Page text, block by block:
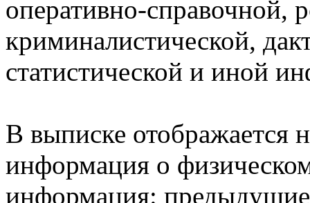
оперативно-справочной,
криминалистической,
статистической и иной
В выписке отображается
информация о
информация: